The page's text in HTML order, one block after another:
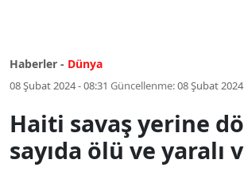
Haberler - Dünya
08 Şubat 2024 - 08:31 Güncellenme:08 Şubat
Haiti savaş yerine
sayıda ölü ve yaralı